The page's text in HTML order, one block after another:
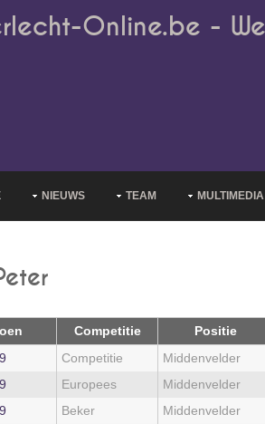
Online.be -
NIEUWS TEAM MULTIMEDIA
Competitie Positie
Competitie Middenvelder
Europees Middenvelder
Beker Middenvelder